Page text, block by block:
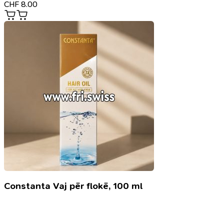
CHF 8.00
Constanta Vaj për flokë, 100 ml